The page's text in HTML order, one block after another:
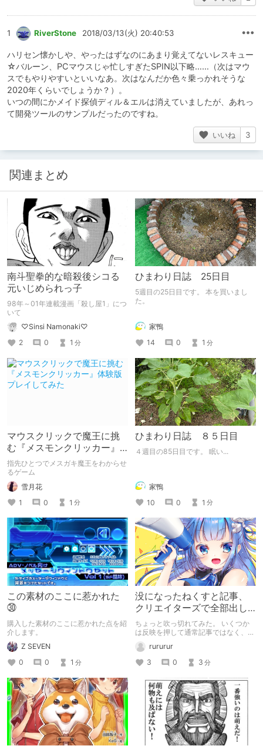
1 RiverStone 2018/03/13(火) 20:40:53
ハリセン懐かしや、やったはずなのにあまり覚えてないレスキュー
☆バルーン、PCマウスじゃ忙しすぎたSPIN以下略……（次はマウ
スでもやりやすいといいなあ。次はなんだか色々乗っかれそうな
2020年くらいでしょうか？）。
いつの間にかメイド探偵ディル＆エルは消えていましたが、あれっ
て開発ツールのサンプルだったのですね。
いいね 3
関連まとめ
南斗聖拳的な暗殺後シコる
元いじめられっ子
98年～01年連載漫画「殺し屋1」につ
いて
♡Sinsi Namonaki♡
2
0 1 分
ひまわり日誌 25日目
5週目の25日目です。 本を買いまし
た。
家鴨
14
0 1 分
マウスクリックで魔王に挑
む『メスモンクリッカー』
体験版プレイしてみた
指先ひとつでメスガキ魔王をわからせ
るゲーム
雪月花
1
0 1 分
ひまわり日誌 ８５日目
４週目の85日目です。 眠い...
家鴨
10
0 1 分
この素材のここに惹かれた
㉚
購入した素材のここに惹かれた点を紹
介します。
Z SEVEN
0
0 1 分
没になったねくすと記事、
クリエイターズで全部出し
てみます。
ちょっと吹っ切れてみた。 いくつか
は反映を押して通常記事ではなく、ク
なと。rururur
3
0 3 分